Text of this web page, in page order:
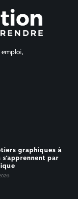
emploi,
graphiques à
s’apprennent par